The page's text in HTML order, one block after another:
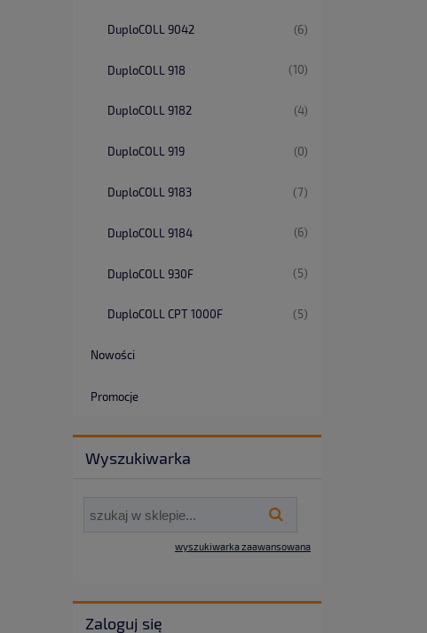
DuploCOLL 9042 (6)
DuploCOLL 918 (10)
DuploCOLL 9182 (4)
DuploCOLL 919 (0)
DuploCOLL 9183 (7)
DuploCOLL 9184 (6)
DuploCOLL 930F (5)
DuploCOLL CPT 1000F (5)
Nowości
Promocje
Wyszukiwarka
wyszukiwarka zaawansowana
Zaloguj się